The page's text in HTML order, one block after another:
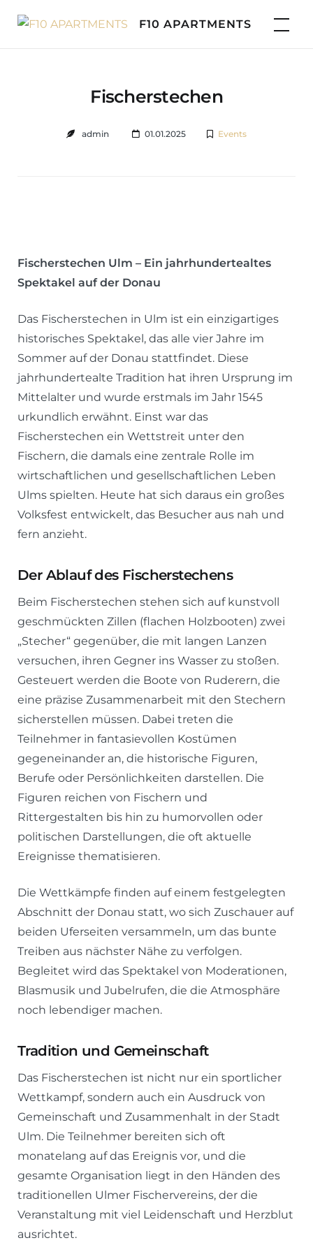
F10 APARTMENTS
Fischerstechen
admin 01.01.2025 Events
Fischerstechen Ulm – Ein jahrhundertealtes
Spektakel auf der Donau
Das Fischerstechen in Ulm ist ein einzigartiges
historisches Spektakel, das alle vier Jahre im
Sommer auf der Donau stattfindet. Diese
jahrhundertealte Tradition hat ihren Ursprung im
Mittelalter und wurde erstmals im Jahr 1545
urkundlich erwähnt. Einst war das
Fischerstechen ein Wettstreit unter den
Fischern, die damals eine zentrale Rolle im
wirtschaftlichen und gesellschaftlichen Leben
Ulms spielten. Heute hat sich daraus ein großes
Volksfest entwickelt, das Besucher aus nah und
fern anzieht.
Der Ablauf des Fischerstechens
Beim Fischerstechen stehen sich auf kunstvoll
geschmückten Zillen (flachen Holzbooten) zwei
„Stecher“ gegenüber, die mit langen Lanzen
versuchen, ihren Gegner ins Wasser zu stoßen.
Gesteuert werden die Boote von Ruderern, die
eine präzise Zusammenarbeit mit den Stechern
sicherstellen müssen. Dabei treten die
Teilnehmer in fantasievollen Kostümen
gegeneinander an, die historische Figuren,
Berufe oder Persönlichkeiten darstellen. Die
Figuren reichen von Fischern und
Rittergestalten bis hin zu humorvollen oder
politischen Darstellungen, die oft aktuelle
Ereignisse thematisieren.
Die Wettkämpfe finden auf einem festgelegten
Abschnitt der Donau statt, wo sich Zuschauer auf
beiden Uferseiten versammeln, um das bunte
Treiben aus nächster Nähe zu verfolgen.
Begleitet wird das Spektakel von Moderationen,
Blasmusik und Jubelrufen, die die Atmosphäre
noch lebendiger machen.
Tradition und Gemeinschaft
Das Fischerstechen ist nicht nur ein sportlicher
Wettkampf, sondern auch ein Ausdruck von
Gemeinschaft und Zusammenhalt in der Stadt
Ulm. Die Teilnehmer bereiten sich oft
monatelang auf das Ereignis vor, und die
gesamte Organisation liegt in den Händen des
traditionellen Ulmer Fischervereins, der die
Veranstaltung mit viel Leidenschaft und Herzblut
ausrichtet.